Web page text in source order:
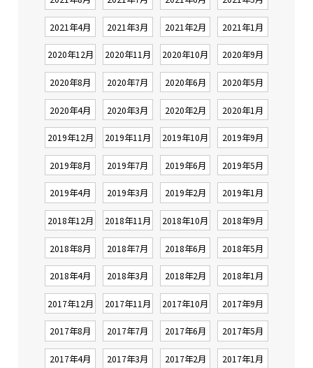
2021年4月 2021年3月 2021年2月 2021年1月
2020年12月 2020年11月 2020年10月 2020年9月
2020年8月 2020年7月 2020年6月 2020年5月
2020年4月 2020年3月 2020年2月 2020年1月
2019年12月 2019年11月 2019年10月 2019年9月
2019年8月 2019年7月 2019年6月 2019年5月
2019年4月 2019年3月 2019年2月 2019年1月
2018年12月 2018年11月 2018年10月 2018年9月
2018年8月 2018年7月 2018年6月 2018年5月
2018年4月 2018年3月 2018年2月 2018年1月
2017年12月 2017年11月 2017年10月 2017年9月
2017年8月 2017年7月 2017年6月 2017年5月
2017年4月 2017年3月 2017年2月 2017年1月